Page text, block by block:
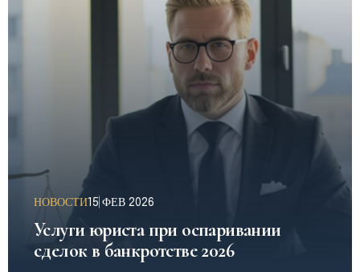
НОВОСТИ 15 ФЕВ 2026
Услуги юриста при оспаривании
сделок в банкротстве 2026